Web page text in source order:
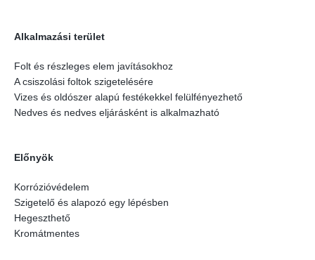
Alkalmazási terület
Folt és részleges elem javításokhoz
A csiszolási foltok szigetelésére
Vizes és oldószer alapú festékekkel felülfényezhető
Nedves és nedves eljárásként is alkalmazható
Előnyök
Korrózióvédelem
Szigetelő és alapozó egy lépésben
Hegeszthető
Kromátmentes